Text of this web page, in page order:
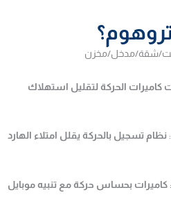
شقة/مدخل/مخزن
كاميرات الحركة لتقليل استهلاك
نظام تسجيل بالحركة يقلل امتلاء الهارد
كاميرات بحساس حركة مع تنبيه موبايل